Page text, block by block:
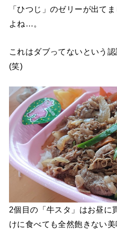
「ひつじ」のゼリーが出て
よね…。
これはダブってないという
(笑)
2個目の「牛スタ」はお昼に
けに食べても全然飽きない美